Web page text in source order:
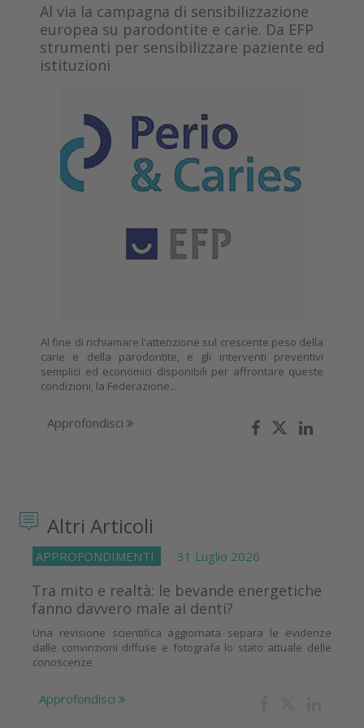
Al via la campagna di sensibilizzazione
europea su parodontite e carie. Da EFP
strumenti per sensibilizzare paziente ed
istituzioni
Al fine di richiamare l'attenzione sul crescente peso della
carie e della parodontite, e gli interventi preventivi
semplici ed economici disponibili per affrontare queste
condizioni, la Federazione...
Approfondisci
Altri Articoli
APPROFONDIMENTI 31 Luglio 2026
Tra mito e realtà: le bevande energetiche
fanno davvero male ai denti?
Una revisione scientifica aggiornata separa le evidenze
dalle convinzioni diffuse e fotografa lo stato attuale delle
conoscenze
Approfondisci